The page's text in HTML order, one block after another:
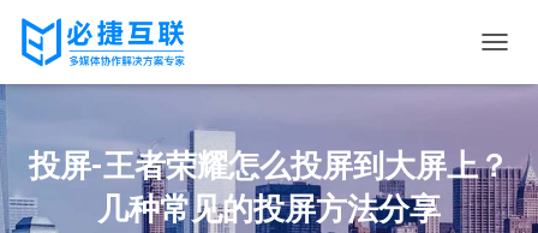
换
投屏-王者荣耀怎么投屏到大屏上？
几种常见的投屏方法分享